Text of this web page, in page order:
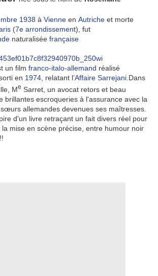
1938 à Vienne en Autriche et morte
(7e arrondissement) , fut
naturalisée française
un film franco-italo-allemand réalisé
sorti en 1974 , relatant l’Affaire Sarrejani .Dans
Me Sarret, un avocat retors et beau
brillantes escroqueries à l'assurance avec la
allemandes devenues ses maîtresses.
d'un livre retraçant un fait divers réel pour
mise en scène précise, entre humour noir